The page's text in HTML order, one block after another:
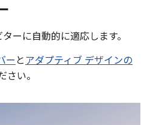
ーに自動的に適応します。
ー と アダプティブ デザインの
さい。